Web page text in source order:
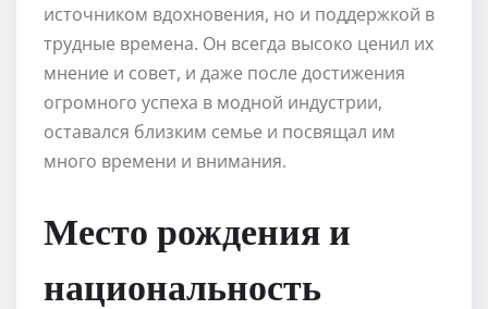
источником вдохновения, но и поддержкой в
трудные времена. Он всегда высоко ценил их
мнение и совет, и даже после достижения
огромного успеха в модной индустрии,
оставался близким семье и посвящал им
много времени и внимания.
Место рождения и
национальность